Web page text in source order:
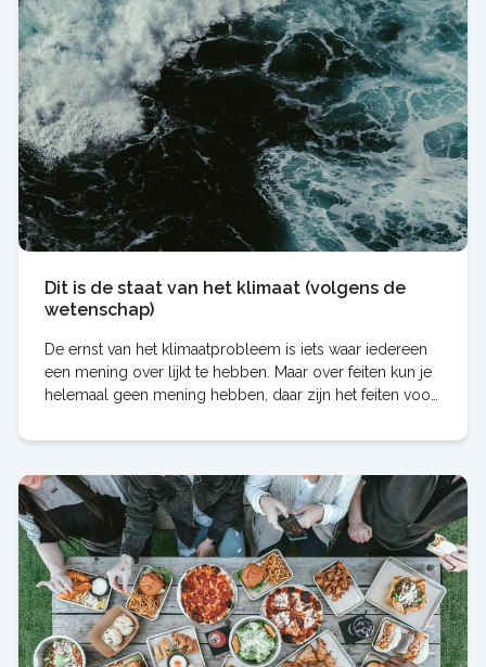
Dit is de staat van het klimaat (volgens de
wetenschap)
De ernst van het klimaatprobleem is iets waar iedereen
een mening over lijkt te hebben. Maar over feiten kun je
helemaal geen mening hebben, daar zijn het feiten voor.